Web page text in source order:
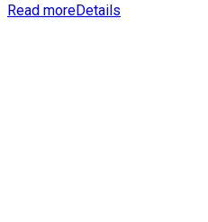
Read moreDetails